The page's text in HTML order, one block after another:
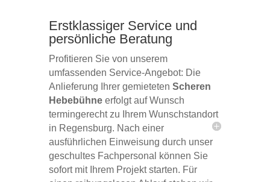
Erstklassiger Service und
persönliche Beratung
Profitieren Sie von unserem
umfassenden Service-Angebot: Die
Anlieferung Ihrer gemieteten Scheren
Hebebühneerfolgt auf Wunsch
termingerecht zu Ihrem Wunschstandort
in Regensburg. Nach einer
ausführlichen Einweisung durch unser
geschultes Fachpersonal können Sie
sofort mit Ihrem Projekt starten. Für